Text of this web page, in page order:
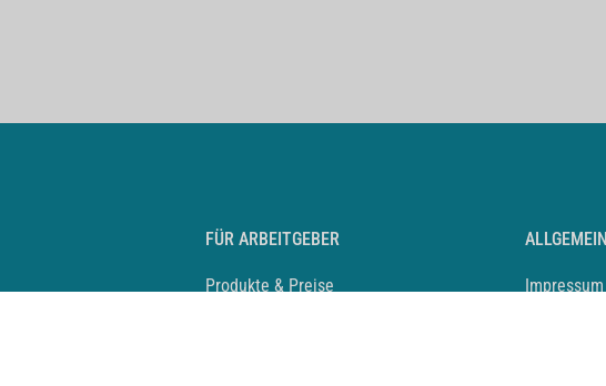
FÜR ARBEITGEBER
Produkte & Preise
ALLGEMEIN
Impressum